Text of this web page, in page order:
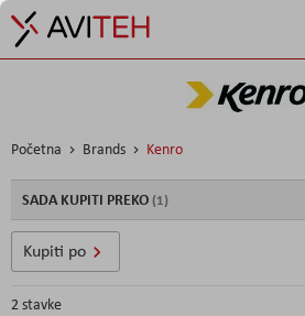
Početna Brands Kenro
2 stavke
Kupiti po
SADA KUPITI PREKO